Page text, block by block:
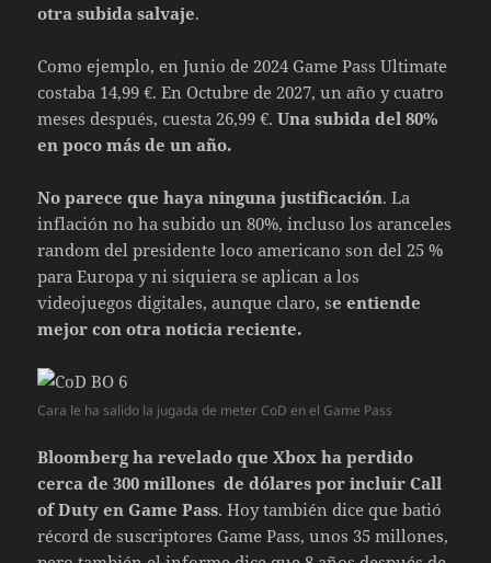
otra subida salvaje.
Como ejemplo, en Junio de 2024 Game Pass Ultimate
costaba 14,99 €. En Octubre de 2027, un año y cuatro
meses después, cuesta 26,99 €.Una subida del 80%
en poco más de un año.
No parece que haya ninguna justificación. La
inflación no ha subido un 80%, incluso los aranceles
random del presidente loco americano son del 25 %
para Europa y ni siquiera se aplican a los
videojuegos digitales, aunque claro, se entiende
mejor con otra noticia reciente.
Cara le ha salido la jugada de meter CoD en el Game Pass
Bloomberg ha revelado que Xbox ha perdido
cerca de 300 millones de dólares por incluir Call
of Duty en Game Pass. Hoy también dice que batió
récord de suscriptores Game Pass, unos 35 millones,